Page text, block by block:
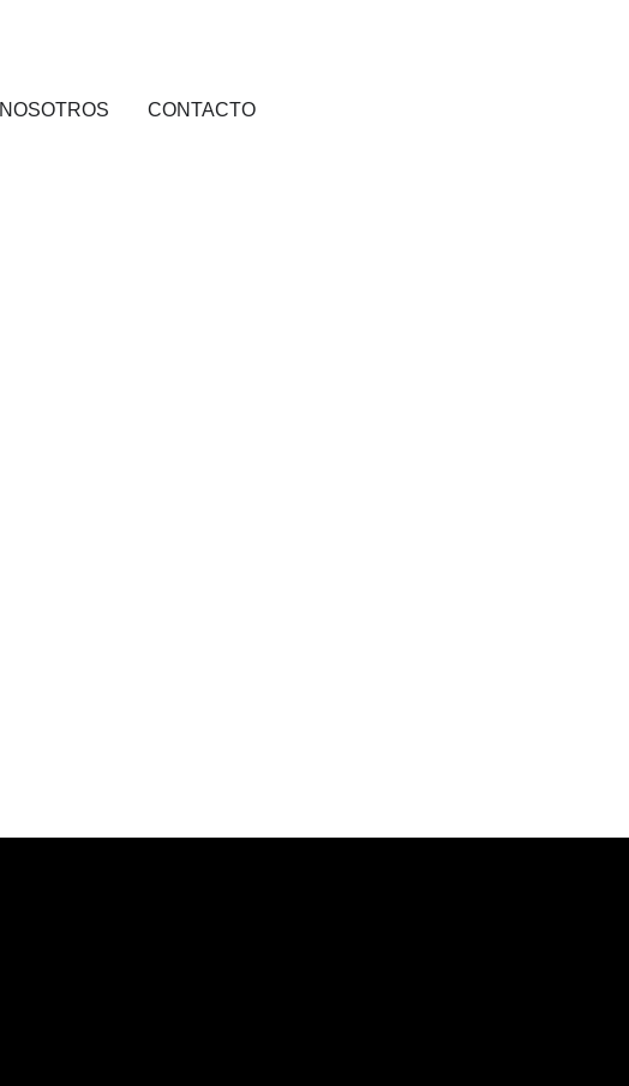
NOSOTROS CONTACTO